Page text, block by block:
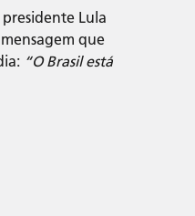
Lula
que
“O Brasil está